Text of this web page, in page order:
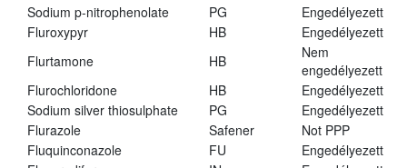
Sodium p-nitrophenolate
PG
Engedélyezett
Fluroxypyr
HB
Engedélyezett
Flurtamone
HB
Nem
engedélyezett
Flurochloridone
HB
Engedélyezett
Sodium silver thiosulphate
PG
Engedélyezett
Flurazole
Safener
Not PPP
Fluquinconazole
FU
Engedélyezett